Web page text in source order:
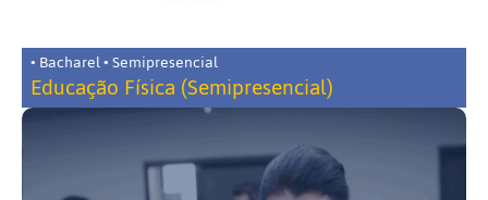
• Bacharel • Semipresencial
Educação Física (Semipresencial)